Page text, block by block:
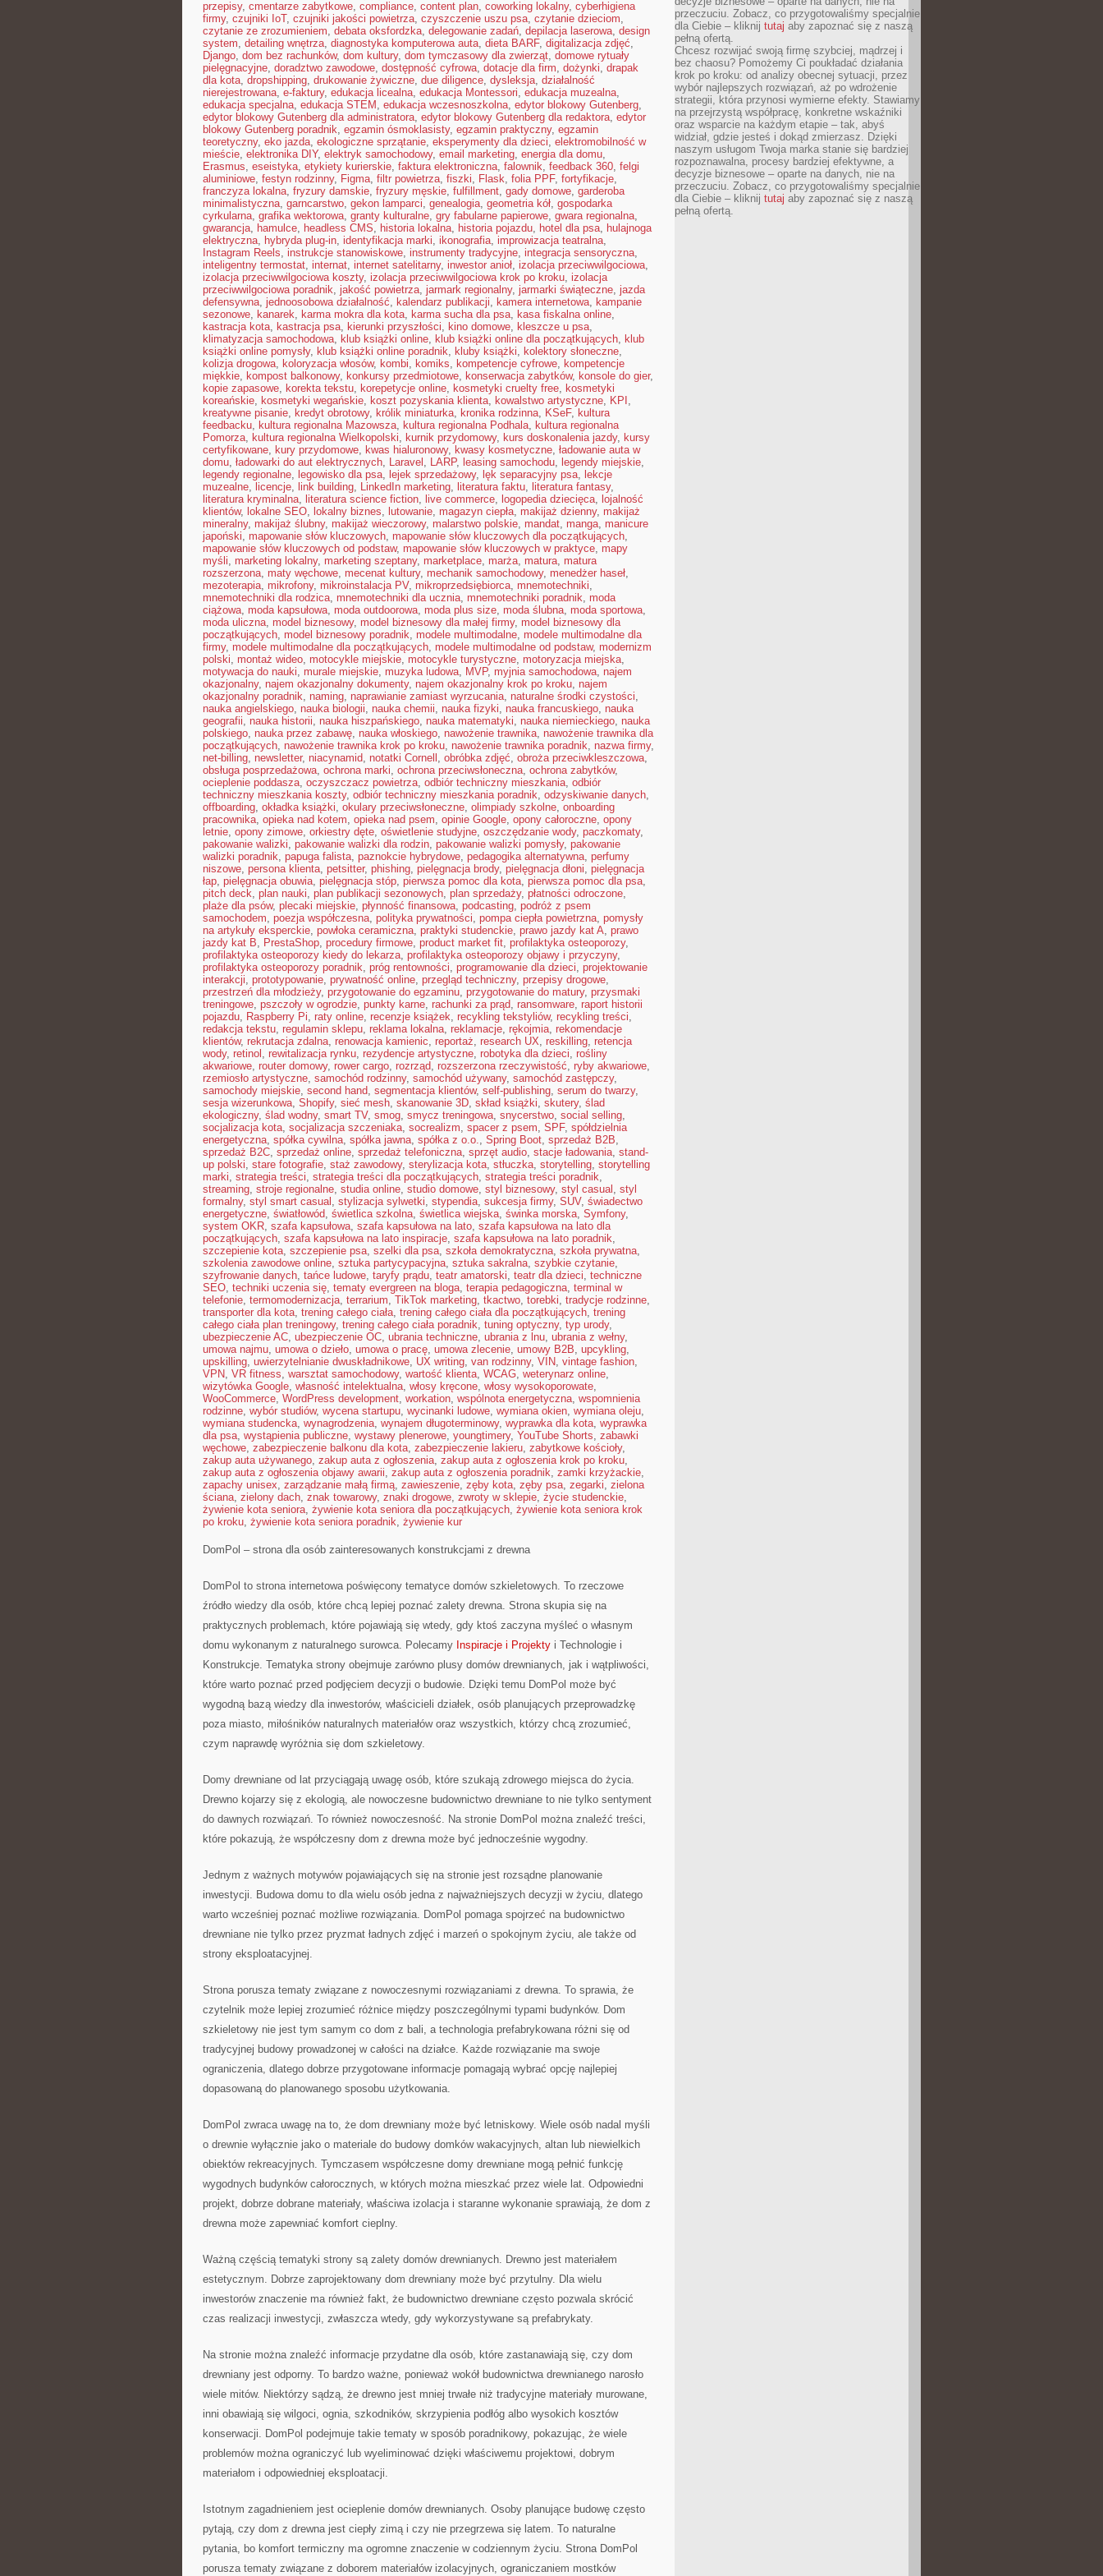
przepisy, cmentarze zabytkowe, compliance, content plan, coworking lokalny, cyberhigiena
firmy, czujniki IoT, czujniki jakości powietrza, czyszczenie uszu psa, czytanie dzieciom,
czytanie ze zrozumieniem, debata oksfordzka, delegowanie zadań, depilacja laserowa, design
system, detailing wnętrza, diagnostyka komputerowa auta, dieta BARF, digitalizacja zdjęć,
Django, dom bez rachunków, dom kultury, dom tymczasowy dla zwierząt, domowe rytuały
pielęgnacyjne, doradztwo zawodowe, dostępność cyfrowa, dotacje dla firm, dożynki, drapak
dla kota, dropshipping, drukowanie żywiczne, due diligence, dysleksja, działalność
nierejestrowana, e-faktury, edukacja licealna, edukacja Montessori, edukacja muzealna,
edukacja specjalna, edukacja STEM , edukacja wczesnoszkolna, edytor blokowy Gutenberg,
edytor blokowy Gutenberg dla administratora, edytor blokowy Gutenberg dla redaktora, edytor
blokowy Gutenberg poradnik, egzamin ósmoklasisty, egzamin praktyczny, egzamin
teoretyczny, eko jazda, ekologiczne sprzątanie, eksperymenty dla dzieci, elektromobilność w
mieście, elektronika DIY, elektryk samochodowy, email marketing, energia dla domu,
Erasmus, eseistyka, etykiety kurierskie, faktura elektroniczna, falownik, feedback 360, felgi
aluminiowe, festyn rodzinny, Figma, filtr powietrza, fiszki, Flask, folia PPF, fortyfikacje,
franczyza lokalna, fryzury damskie, fryzury męskie, fulfillment, gady domowe, garderoba
minimalistyczna, garncarstwo, gekon lamparci, genealogia, geometria kół, gospodarka
cyrkularna, grafika wektorowa, granty kulturalne, gry fabularne papierowe, gwara regionalna,
gwarancja, hamulce, headless CMS, historia lokalna, historia pojazdu, hotel dla psa, hulajnoga
elektryczna, hybryda plug-in, identyfikacja marki, ikonografia, improwizacja teatralna,
Instagram Reels, instrukcje stanowiskowe, instrumenty tradycyjne, integracja sensoryczna,
inteligentny termostat, internat, internet satelitarny, inwestor anioł, izolacja przeciwwilgociowa,
izolacja przeciwwilgociowa koszty, izolacja przeciwwilgociowa krok po kroku, izolacja
przeciwwilgociowa poradnik, jakość powietrza, jarmark regionalny, jarmarki świąteczne, jazda
defensywna, jednoosobowa działalność, kalendarz publikacji, kamera internetowa, kampanie
sezonowe, kanarek, karma mokra dla kota, karma sucha dla psa, kasa fiskalna online,
kastracja kota, kastracja psa, kierunki przyszłości, kino domowe, kleszcze u psa,
klimatyzacja samochodowa, klub książki online, klub książki online dla początkujących, klub
książki online pomysły, klub książki online poradnik, kluby książki, kolektory słoneczne,
kolizja drogowa, koloryzacja włosów, kombi, komiks, kompetencje cyfrowe, kompetencje
miękkie, kompost balkonowy, konkursy przedmiotowe, konserwacja zabytków, konsole do gier,
kopie zapasowe, korekta tekstu, korepetycje online, kosmetyki cruelty free, kosmetyki
koreańskie, kosmetyki wegańskie, koszt pozyskania klienta, kowalstwo artystyczne, KPI ,
kreatywne pisanie, kredyt obrotowy, królik miniaturka, kronika rodzinna, KSeF, kultura
feedbacku, kultura regionalna Mazowsza, kultura regionalna Podhala, kultura regionalna
Pomorza, kultura regionalna Wielkopolski, kurnik przydomowy, kurs doskonalenia jazdy, kursy
certyfikowane, kury przydomowe, kwas hialuronowy, kwasy kosmetyczne, ładowanie auta w
domu, ładowarki do aut elektrycznych, Laravel , LARP, leasing samochodu, legendy miejskie,
legendy regionalne, legowisko dla psa, lejek sprzedażowy, lęk separacyjny psa, lekcje
muzealne, licencje, link building, LinkedIn marketing, literatura faktu, literatura fantasy,
literatura kryminalna, literatura science fiction, live commerce, logopedia dziecięca, lojalność
klientów, lokalne SEO, lokalny biznes, lutowanie, magazyn ciepła, makijaż dzienny, makijaż
mineralny, makijaż ślubny, makijaż wieczorowy, malarstwo polskie, mandat, manga, manicure
japoński, mapowanie słów kluczowych, mapowanie słów kluczowych dla początkujących,
mapowanie słów kluczowych od podstaw, mapowanie słów kluczowych w praktyce, mapy
myśli, marketing lokalny, marketing szeptany, marketplace, marża, matura, matura
rozszerzona, maty węchowe, mecenat kultury, mechanik samochodowy, menedżer haseł,
mezoterapia, mikrofony, mikroinstalacja PV, mikroprzedsiębiorca, mnemotechniki,
mnemotechniki dla rodzica, mnemotechniki dla ucznia, mnemotechniki poradnik, moda
ciążowa, moda kapsułowa, moda outdoorowa, moda plus size, moda ślubna, moda sportowa,
moda uliczna, model biznesowy, model biznesowy dla małej firmy, model biznesowy dla
początkujących, model biznesowy poradnik, modele multimodalne, modele multimodalne dla
firmy, modele multimodalne dla początkujących, modele multimodalne od podstaw, modernizm
polski, montaż wideo, motocykle miejskie, motocykle turystyczne, motoryzacja miejska,
motywacja do nauki, murale miejskie, muzyka ludowa, MVP, myjnia samochodowa, najem
okazjonalny, najem okazjonalny dokumenty, najem okazjonalny krok po kroku, najem
okazjonalny poradnik, naming, naprawianie zamiast wyrzucania, naturalne środki czystości,
nauka angielskiego, nauka biologii, nauka chemii, nauka fizyki, nauka francuskiego, nauka
geografii, nauka historii, nauka hiszpańskiego, nauka matematyki, nauka niemieckiego, nauka
polskiego, nauka przez zabawę, nauka włoskiego, nawożenie trawnika, nawożenie trawnika dla
początkujących, nawożenie trawnika krok po kroku, nawożenie trawnika poradnik, nazwa firmy,
net-billing, newsletter, niacynamid, notatki Cornell , obróbka zdjęć, obroża przeciwkleszczowa,
obsługa posprzedażowa, ochrona marki, ochrona przeciwsłoneczna, ochrona zabytków,
ocieplenie poddasza, oczyszczacz powietrza, odbiór techniczny mieszkania, odbiór
techniczny mieszkania koszty, odbiór techniczny mieszkania poradnik, odzyskiwanie danych,
offboarding, okładka książki, okulary przeciwsłoneczne, olimpiady szkolne, onboarding
pracownika, opieka nad kotem, opieka nad psem, opinie Google, opony całoroczne, opony
letnie, opony zimowe, orkiestry dęte, oświetlenie studyjne, oszczędzanie wody, paczkomaty,
pakowanie walizki, pakowanie walizki dla rodzin, pakowanie walizki pomysły, pakowanie
walizki poradnik, papuga falista, paznokcie hybrydowe, pedagogika alternatywna, perfumy
niszowe, persona klienta, petsitter, phishing, pielęgnacja brody, pielęgnacja dłoni, pielęgnacja
łap, pielęgnacja obuwia, pielęgnacja stóp, pierwsza pomoc dla kota, pierwsza pomoc dla psa,
pitch deck, plan nauki, plan publikacji sezonowych, plan sprzedaży, płatności odroczone,
plaże dla psów, plecaki miejskie, płynność finansowa, podcasting, podróż z psem
samochodem, poezja współczesna, polityka prywatności, pompa ciepła powietrzna, pomysły
na artykuły eksperckie, powłoka ceramiczna, praktyki studenckie, prawo jazdy kat A, prawo
jazdy kat B, PrestaShop, procedury firmowe, product market fit, profilaktyka osteoporozy,
profilaktyka osteoporozy kiedy do lekarza, profilaktyka osteoporozy objawy i przyczyny,
profilaktyka osteoporozy poradnik, próg rentowności, programowanie dla dzieci, projektowanie
interakcji, prototypowanie, prywatność online, przegląd techniczny, przepisy drogowe,
przestrzeń dla młodzieży, przygotowanie do egzaminu, przygotowanie do matury, przysmaki
treningowe, pszczoły w ogrodzie, punkty karne, rachunki za prąd, ransomware, raport historii
pojazdu, Raspberry Pi, raty online, recenzje książek, recykling tekstyliów, recykling treści,
redakcja tekstu, regulamin sklepu, reklama lokalna, reklamacje, rękojmia, rekomendacje
klientów, rekrutacja zdalna, renowacja kamienic, reportaż, research UX, reskilling, retencja
wody, retinol , rewitalizacja rynku, rezydencje artystyczne, robotyka dla dzieci, rośliny
akwariowe, router domowy, rower cargo, rozrząd, rozszerzona rzeczywistość, ryby akwariowe,
rzemiosło artystyczne, samochód rodzinny, samochód używany, samochód zastępczy,
samochody miejskie, second hand, segmentacja klientów, self-publishing, serum do twarzy,
sesja wizerunkowa, Shopify, sieć mesh, skanowanie 3D, skład książki, skutery, ślad
ekologiczny, ślad wodny, smart TV, smog, smycz treningowa, snycerstwo, social selling,
socjalizacja kota, socjalizacja szczeniaka, socrealizm, spacer z psem, SPF, spółdzielnia
energetyczna, spółka cywilna, spółka jawna, spółka z o.o., Spring Boot, sprzedaż B2B,
sprzedaż B2C, sprzedaż online, sprzedaż telefoniczna, sprzęt audio, stacje ładowania, stand-
up polski, stare fotografie, staż zawodowy, sterylizacja kota, stłuczka, storytelling, storytelling
marki, strategia treści, strategia treści dla początkujących, strategia treści poradnik,
streaming, stroje regionalne, studia online, studio domowe, styl biznesowy, styl casual , styl
formalny, styl smart casual , stylizacja sylwetki, stypendia, sukcesja firmy, SUV, świadectwo
energetyczne, światłowód, świetlica szkolna, świetlica wiejska, świnka morska, Symfony,
system OKR, szafa kapsułowa, szafa kapsułowa na lato, szafa kapsułowa na lato dla
początkujących, szafa kapsułowa na lato inspiracje, szafa kapsułowa na lato poradnik,
szczepienie kota, szczepienie psa, szelki dla psa, szkoła demokratyczna, szkoła prywatna,
szkolenia zawodowe online, sztuka partycypacyjna, sztuka sakralna, szybkie czytanie,
szyfrowanie danych, tańce ludowe, taryfy prądu, teatr amatorski, teatr dla dzieci, techniczne
SEO, techniki uczenia się, tematy evergreen na bloga, terapia pedagogiczna, terminal w
telefonie, termomodernizacja, terrarium, TikTok marketing, tkactwo, torebki, tradycje rodzinne,
transporter dla kota, trening całego ciała, trening całego ciała dla początkujących, trening
całego ciała plan treningowy, trening całego ciała poradnik, tuning optyczny, typ urody,
ubezpieczenie AC, ubezpieczenie OC, ubrania techniczne, ubrania z lnu, ubrania z wełny,
umowa najmu, umowa o dzieło, umowa o pracę, umowa zlecenie, umowy B2B, upcykling,
upskilling, uwierzytelnianie dwuskładnikowe, UX writing, van rodzinny, VIN, vintage fashion,
VPN, VR fitness, warsztat samochodowy, wartość klienta, WCAG, weterynarz online,
wizytówka Google, własność intelektualna, włosy kręcone, włosy wysokoporowate,
WooCommerce, WordPress development, workation, wspólnota energetyczna, wspomnienia
rodzinne, wybór studiów, wycena startupu, wycinanki ludowe, wymiana okien, wymiana oleju,
wymiana studencka, wynagrodzenia, wynajem długoterminowy, wyprawka dla kota, wyprawka
dla psa, wystąpienia publiczne, wystawy plenerowe, youngtimery, YouTube Shorts, zabawki
węchowe, zabezpieczenie balkonu dla kota, zabezpieczenie lakieru, zabytkowe kościoły,
zakup auta używanego, zakup auta z ogłoszenia, zakup auta z ogłoszenia krok po kroku,
zakup auta z ogłoszenia objawy awarii, zakup auta z ogłoszenia poradnik, zamki krzyżackie,
zapachy unisex, zarządzanie małą firmą, zawieszenie, zęby kota, zęby psa, zegarki, zielona
ściana, zielony dach, znak towarowy, znaki drogowe, zwroty w sklepie, życie studenckie,
żywienie kota seniora, żywienie kota seniora dla początkujących, żywienie kota seniora krok
po kroku, żywienie kota seniora poradnik, żywienie kur
DomPol – strona dla osób zainteresowanych konstrukcjami z drewna
DomPol to strona internetowa poświęcony tematyce domów szkieletowych. To rzeczowe
źródło wiedzy dla osób, które chcą lepiej poznać zalety drewna. Strona skupia się na
praktycznych problemach, które pojawiają się wtedy, gdy ktoś zaczyna myśleć o własnym
domu wykonanym z naturalnego surowca. Polecamy Inspiracje i Projekty i Technologie i
Konstrukcje. Tematyka strony obejmuje zarówno plusy domów drewnianych, jak i wątpliwości,
które warto poznać przed podjęciem decyzji o budowie. Dzięki temu DomPol może być
wygodną bazą wiedzy dla inwestorów, właścicieli działek, osób planujących przeprowadzkę
poza miasto, miłośników naturalnych materiałów oraz wszystkich, którzy chcą zrozumieć,
czym naprawdę wyróżnia się dom szkieletowy.
Domy drewniane od lat przyciągają uwagę osób, które szukają zdrowego miejsca do życia.
Drewno kojarzy się z ekologią, ale nowoczesne budownictwo drewniane to nie tylko sentyment
do dawnych rozwiązań. To również nowoczesność. Na stronie DomPol można znaleźć treści,
które pokazują, że współczesny dom z drewna może być jednocześnie wygodny.
Jednym z ważnych motywów pojawiających się na stronie jest rozsądne planowanie
inwestycji. Budowa domu to dla wielu osób jedna z najważniejszych decyzji w życiu, dlatego
warto wcześniej poznać możliwe rozwiązania. DomPol pomaga spojrzeć na budownictwo
drewniane nie tylko przez pryzmat ładnych zdjęć i marzeń o spokojnym życiu, ale także od
strony eksploatacyjnej.
Strona porusza tematy związane z nowoczesnymi rozwiązaniami z drewna. To sprawia, że
czytelnik może lepiej zrozumieć różnice między poszczególnymi typami budynków. Dom
szkieletowy nie jest tym samym co dom z bali, a technologia prefabrykowana różni się od
tradycyjnej budowy prowadzonej w całości na działce. Każde rozwiązanie ma swoje
ograniczenia, dlatego dobrze przygotowane informacje pomagają wybrać opcję najlepiej
dopasowaną do planowanego sposobu użytkowania.
DomPol zwraca uwagę na to, że dom drewniany może być letniskowy. Wiele osób nadal myśli
o drewnie wyłącznie jako o materiale do budowy domków wakacyjnych, altan lub niewielkich
obiektów rekreacyjnych. Tymczasem współczesne domy drewniane mogą pełnić funkcję
wygodnych budynków całorocznych, w których można mieszkać przez wiele lat. Odpowiedni
projekt, dobrze dobrane materiały, właściwa izolacja i staranne wykonanie sprawiają, że dom z
drewna może zapewniać komfort cieplny.
Ważną częścią tematyki strony są zalety domów drewnianych. Drewno jest materiałem
estetycznym. Dobrze zaprojektowany dom drewniany może być przytulny. Dla wielu
inwestorów znaczenie ma również fakt, że budownictwo drewniane często pozwala skrócić
czas realizacji inwestycji, zwłaszcza wtedy, gdy wykorzystywane są prefabrykaty.
Na stronie można znaleźć informacje przydatne dla osób, które zastanawiają się, czy dom
drewniany jest odporny. To bardzo ważne, ponieważ wokół budownictwa drewnianego narosło
wiele mitów. Niektórzy sądzą, że drewno jest mniej trwałe niż tradycyjne materiały murowane,
inni obawiają się wilgoci, ognia, szkodników, skrzypienia podłóg albo wysokich kosztów
konserwacji. DomPol podejmuje takie tematy w sposób poradnikowy, pokazując, że wiele
problemów można ograniczyć lub wyeliminować dzięki właściwemu projektowi, dobrym
materiałom i odpowiedniej eksploatacji.
Istotnym zagadnieniem jest ocieplenie domów drewnianych. Osoby planujące budowę często
pytają, czy dom z drewna jest ciepły zimą i czy nie przegrzewa się latem. To naturalne
pytania, bo komfort termiczny ma ogromne znaczenie w codziennym życiu. Strona DomPol
porusza tematy związane z doborem materiałów izolacyjnych, ograniczaniem mostków
przeczuciu. Zobacz, co przygotowaliśmy specjalnie
dla Ciebie – kliknij tutaj aby zapoznać się z naszą
pełną ofertą.
Chcesz rozwijać swoją firmę szybciej, mądrzej i
bez chaosu? Pomożemy Ci poukładać działania
krok po kroku: od analizy obecnej sytuacji, przez
wybór najlepszych rozwiązań, aż po wdrożenie
strategii, która przynosi wymierne efekty. Stawiamy
na przejrzystą współpracę, konkretne wskaźniki
oraz wsparcie na każdym etapie – tak, abyś
widział, gdzie jesteś i dokąd zmierzasz. Dzięki
naszym usługom Twoja marka stanie się bardziej
rozpoznawalna, procesy bardziej efektywne, a
decyzje biznesowe – oparte na danych, nie na
przeczuciu. Zobacz, co przygotowaliśmy specjalnie
dla Ciebie – kliknij tutaj aby zapoznać się z naszą
pełną ofertą.